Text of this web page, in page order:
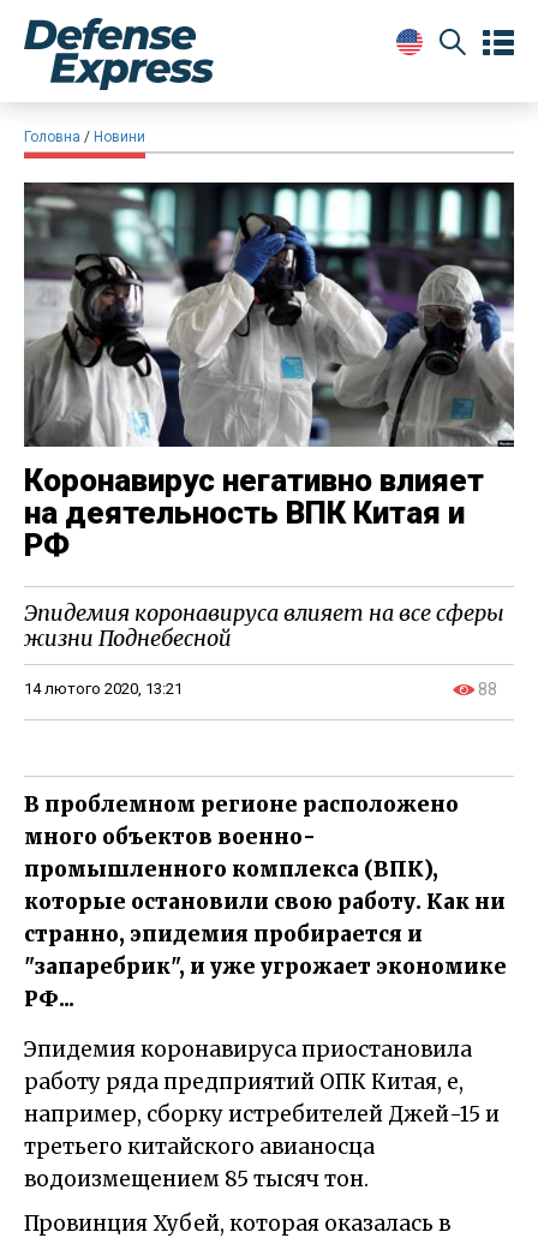
Головна Новини
Коронавирус негативно влияет
на деятельность ВПК Китая и
РФ
Эпидемия коронавируса влияет на все сферы
жизни Поднебесной
14 лютого 2020, 13:21 88
В проблемном регионе расположено
много объектов военно-
промышленного комплекса (ВПК),
которые остановили свою работу. Как ни
странно, эпидемия пробирается и
"запаребрик", и уже угрожает экономике
РФ...
Эпидемия коронавируса приостановила
работу ряда предприятий ОПК Китая, е,
например, сборку истребителей Джей-15 и
третьего китайского авианосца
водоизмещением 85 тысяч тон.
Провинция Хубей, которая оказалась в